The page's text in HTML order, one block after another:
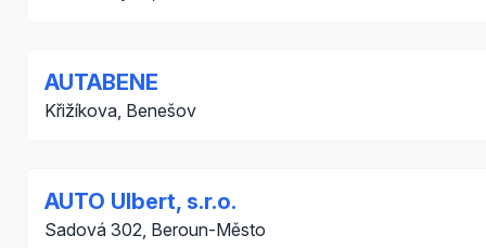
AUTABENE
Křižíkova, Benešov
AUTO Ulbert, s.r.o.
Sadová 302, Beroun-Město